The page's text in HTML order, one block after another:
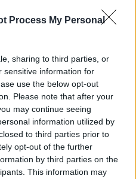
Process My Personal
sharing to third parties, or
sensitive information for
use the below opt-out
Please note that after your
may continue seeing
information utilized by
to third parties prior to
opt-out of the further
by third parties on the
This information may